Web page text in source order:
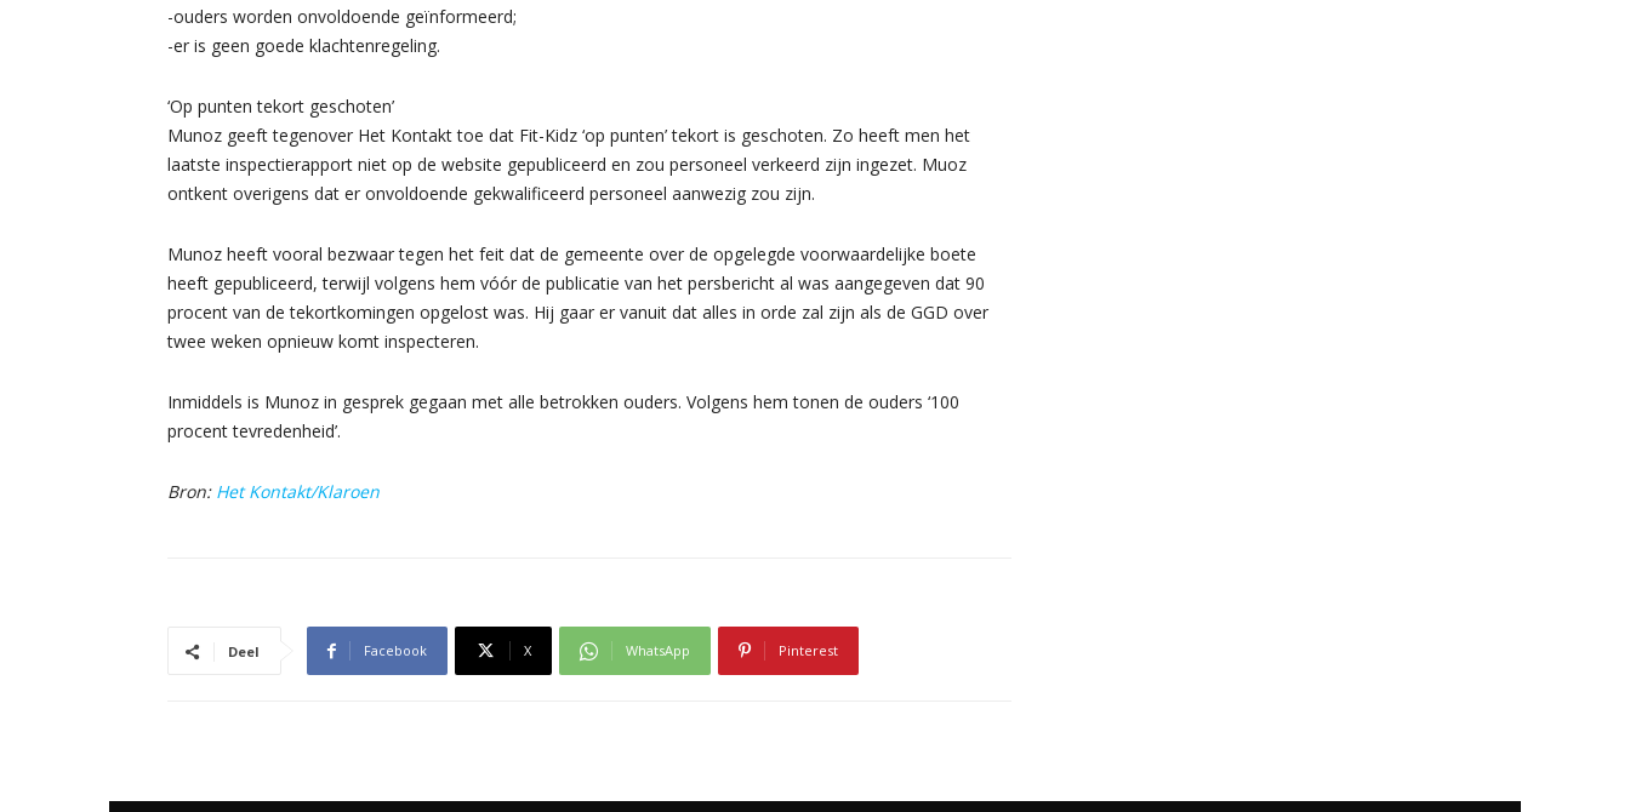
-ouders worden onvoldoende geïnformeerd;
-er is geen goede klachtenregeling.
‘Op punten tekort geschoten’
Munoz geeft tegenover Het Kontakt toe dat Fit-Kidz ‘op punten’ tekort is geschoten. Zo heeft men het
laatste inspectierapport niet op de website gepubliceerd en zou personeel verkeerd zijn ingezet. Muoz
ontkent overigens dat er onvoldoende gekwalificeerd personeel aanwezig zou zijn.
Munoz heeft vooral bezwaar tegen het feit dat de gemeente over de opgelegde voorwaardelijke boete
heeft gepubliceerd, terwijl volgens hem vóór de publicatie van het persbericht al was aangegeven dat 90
procent van de tekortkomingen opgelost was. Hij gaar er vanuit dat alles in orde zal zijn als de GGD over
twee weken opnieuw komt inspecteren.
Inmiddels is Munoz in gesprek gegaan met alle betrokken ouders. Volgens hem tonen de ouders ‘100
procent tevredenheid’.
Bron: Het Kontakt/Klaroen
Deel Facebook X WhatsApp Pinterest